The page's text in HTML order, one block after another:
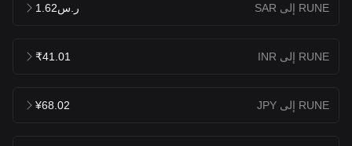
RUNE إلى SAR ر.س1.62
RUNE إلى INR ₹41.01
RUNE إلى JPY ¥68.02